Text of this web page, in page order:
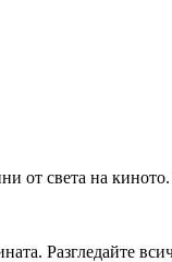
от света на
Разгледайте